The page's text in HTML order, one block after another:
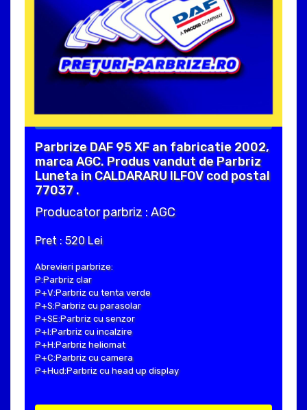
Parbrize DAF 95 XF an fabricatie 2002,
marca AGC. Produs vandut de Parbriz
Luneta in CALDARARU ILFOV cod postal
77037 .
Producator parbriz : AGC
Pret : 520 Lei
Abrevieri parbrize:
P:Parbriz clar
P+V:Parbriz cu tenta verde
P+S:Parbriz cu parasolar
P+SE:Parbriz cu senzor
P+I:Parbriz cu incalzire
P+H:Parbriz heliomat
P+C:Parbriz cu camera
P+Hud:Parbriz cu head up display